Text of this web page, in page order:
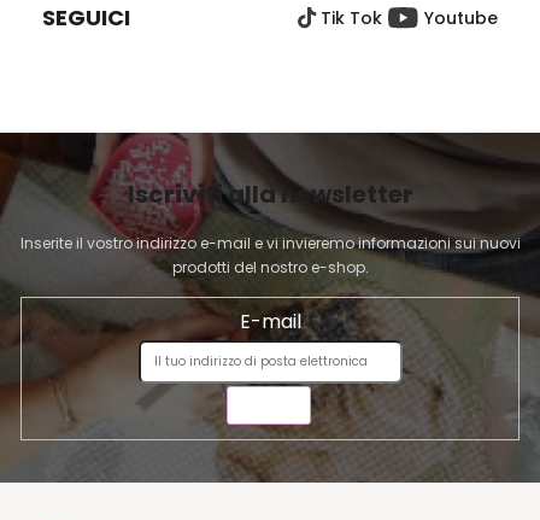
G
N
A
SEGUICI Tik Tok Youtube
Iscriviti alla newsletter
Inserite il vostro indirizzo e-mail e vi invieremo informazioni sui nuovi
prodotti del nostro e-shop.
E-mail